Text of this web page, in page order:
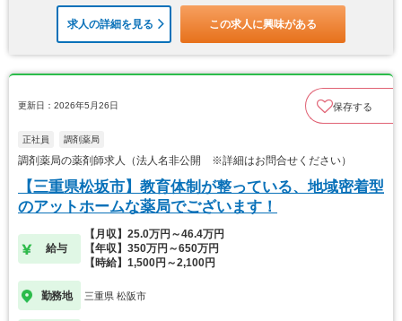
求人の詳細を見る この求人に興味がある
更新日：2026年5月26日 保存する
正社員 調剤薬局
調剤薬局の薬剤師求人（法人名非公開 ※詳細はお問合せください）
【三重県松坂市】教育体制が整っている、地域密着型
のアットホームな薬局でございます！
給与
【月収】25.0万円～46.4万円
【年収】350万円～650万円
【時給】1,500円～2,100円
勤務地 三重県 松阪市